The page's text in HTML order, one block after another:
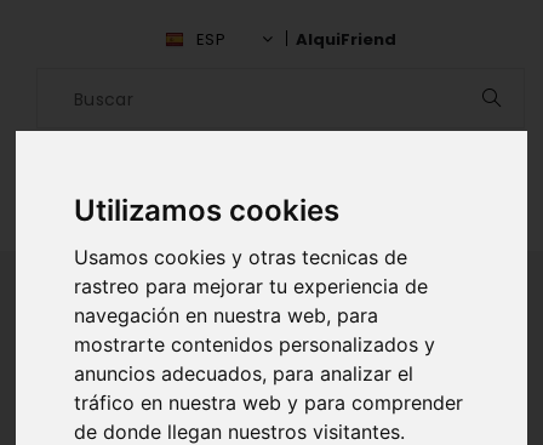
Utilizamos cookies
Usamos cookies y otras tecnicas de
rastreo para mejorar tu experiencia de
navegación en nuestra web, para
mostrarte contenidos personalizados y
anuncios adecuados, para analizar el
tráfico en nuestra web y para comprender
de donde llegan nuestros visitantes.
ESP AlquiFriend
ALQUILAR AMIGO
Inicio Amigos Las Palmas Eros Ro Go